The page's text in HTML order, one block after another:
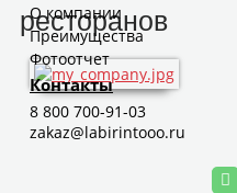
ресторанов
О компании
Преимущества
Фотоотчет
Контакты
8 800 700-91-03
zakaz@labirintooo.ru